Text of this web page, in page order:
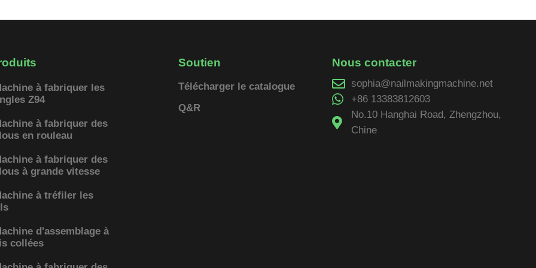
à fabriquer les
Z94
à fabriquer des
en rouleau
à fabriquer des
à grande vitesse
à tréfiler les
d'assemblage à
collées
Soutien
Télécharger le catalogue
Q&R
Nous contacter
sophia@nailmakingmachine.net
+86 13383812603
No.10 Hanghai Road, Zhengzhou,
Chine